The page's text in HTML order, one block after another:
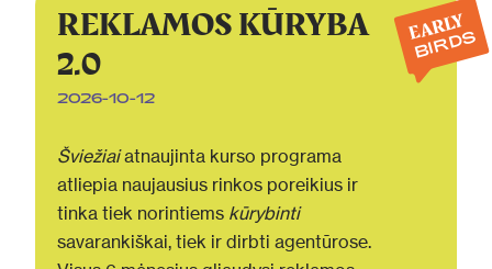
REKLAMOS KŪRYBA
2.0
2026-10-12
Šviežiaiatnaujinta kurso programa
atliepia naujausius rinkos poreikius ir
tinka tiek norintiems kūrybinti
savarankiškai, tiek ir dirbti agentūrose.
EARLY
BIRDS